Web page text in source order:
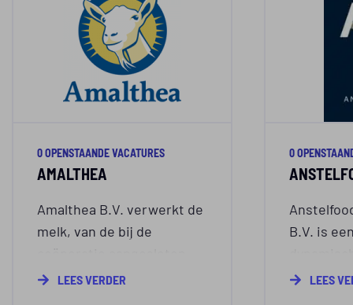
0 OPENSTAANDE VACATURES
AMALTHEA
Amalthea B.V. verwerkt de
melk, van de bij de
melkgeitenhouders, in
LEES VERDER
0
B.V. is
ontstaan
LEES